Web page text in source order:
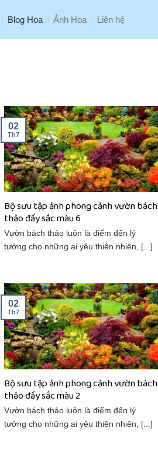
Blog Hoa Ảnh Hoa Liên hệ
Bộ sưu tập ảnh phong cảnh vườn bách
thảo đầy sắc màu 6
Vườn bách thảo luôn là điểm đến lý
tưởng cho những ai yêu thiên nhiên, [...]
02
Th7
Bộ sưu tập ảnh phong cảnh vườn bách
thảo đầy sắc màu 2
Vườn bách thảo luôn là điểm đến lý
tưởng cho những ai yêu thiên nhiên, [...]
02
Th7